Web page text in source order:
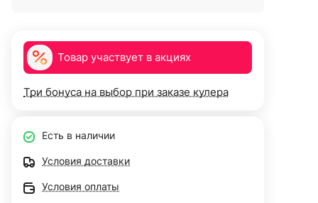
Товар участвует в акциях
Три бонуса на выбор при заказе кулера
Есть в наличии
Условия доставки
Условия оплаты